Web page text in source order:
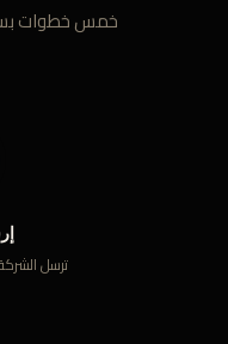
خمس خطوات
ترسل